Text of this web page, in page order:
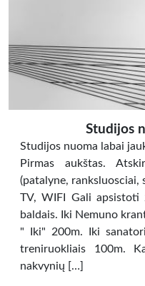
Studijos
Studijos nuoma labai
Pirmas aukštas.
(patalyne, ranksluosciai,
TV, WIFI Gali apsistoti
baldais. Iki Nemuno
" Iki" 200m. Iki
treniruokliais 100m.
nakvynių […]